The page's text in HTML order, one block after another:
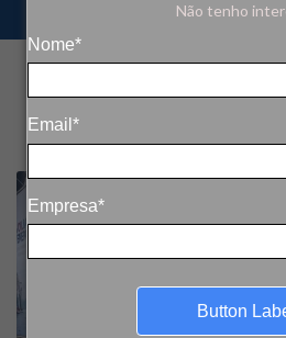
Não tenho
Nome*
Email*
Empresa*
Button